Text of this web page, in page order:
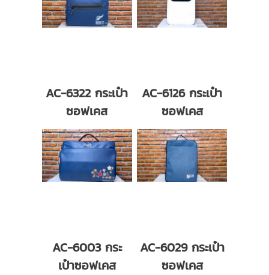
AC-6322 กระเป๋า
ซอฟเคส
AC-6126 กระเป๋า
ซอฟเคส
AC-6003 กระ
เป๋าซอฟเคส
AC-6029 กระเป๋า
ซอฟเคส